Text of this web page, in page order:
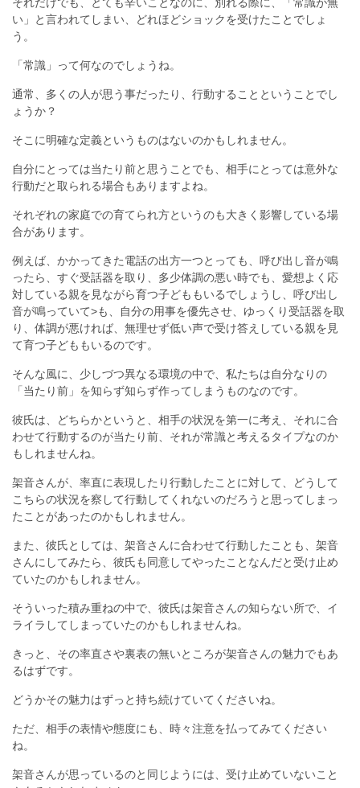
い」と言われてしまい、どれほどショックを受けたことでしょ
う。
「常識」って何なのでしょうね。
通常、多くの人が思う事だったり、行動することということでし
ょうか？
そこに明確な定義というものはないのかもしれません。
自分にとっては当たり前と思うことでも、相手にとっては意外な
行動だと取られる場合もありますよね。
それぞれの家庭での育てられ方というのも大きく影響している場
合があります。
例えば、かかってきた電話の出方一つとっても、呼び出し音が鳴
ったら、すぐ受話器を取り、多少体調の悪い時でも、愛想よく応
対している親を見ながら育つ子どももいるでしょうし、呼び出し
音が鳴っていて>も、自分の用事を優先させ、ゆっくり受話器を取
り、体調が悪ければ、無理せず低い声で受け答えしている親を見
て育つ子どももいるのです。
そんな風に、少しづつ異なる環境の中で、私たちは自分なりの
「当たり前」を知らず知らず作ってしまうものなのです。
彼氏は、どちらかというと、相手の状況を第一に考え、それに合
わせて行動するのが当たり前、それが常識と考えるタイプなのか
もしれませんね。
架音さんが、率直に表現したり行動したことに対して、どうして
こちらの状況を察して行動してくれないのだろうと思ってしまっ
たことがあったのかもしれません。
また、彼氏としては、架音さんに合わせて行動したことも、架音
さんにしてみたら、彼氏も同意してやったことなんだと受け止め
ていたのかもしれません。
そういった積み重ねの中で、彼氏は架音さんの知らない所で、イ
ライラしてしまっていたのかもしれませんね。
きっと、その率直さや裏表の無いところが架音さんの魅力でもあ
るはずです。
どうかその魅力はずっと持ち続けていてくださいね。
ただ、相手の表情や態度にも、時々注意を払ってみてください
ね。
架音さんが思っているのと同じようには、受け止めていないこと